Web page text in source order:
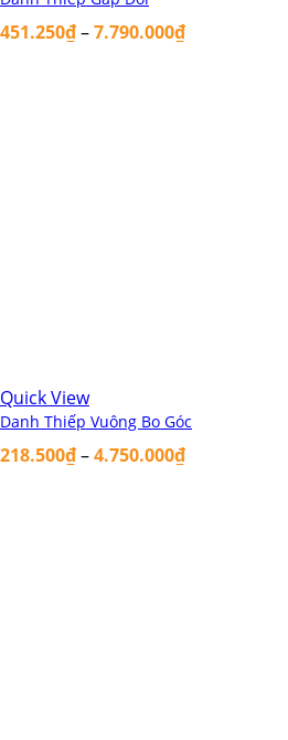
451.250₫–7.790.000₫
Quick View
Danh Thiếp Vuông Bo Góc
218.500₫–4.750.000₫